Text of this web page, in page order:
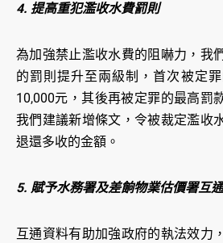
4. 提高重犯濫收水費罰則
為加強禁止濫收水費的阻嚇力，我
的罰則提升至兩級制，首次被定
10,000元，其後再被定罪的最高罰
我們建議新增條文，令被裁定濫收
退還多收的金額。
5. 賦予水務署及差餉物業估價署互
互通資料有助加強政府的執法效力